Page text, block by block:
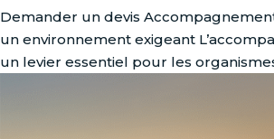
Demander un devis
un environnement exigeant
un levier essentiel pour les